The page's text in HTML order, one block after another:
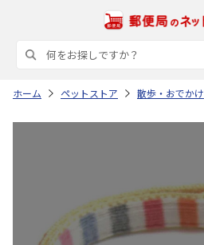
ホーム ペットストア 散歩・おでかけ